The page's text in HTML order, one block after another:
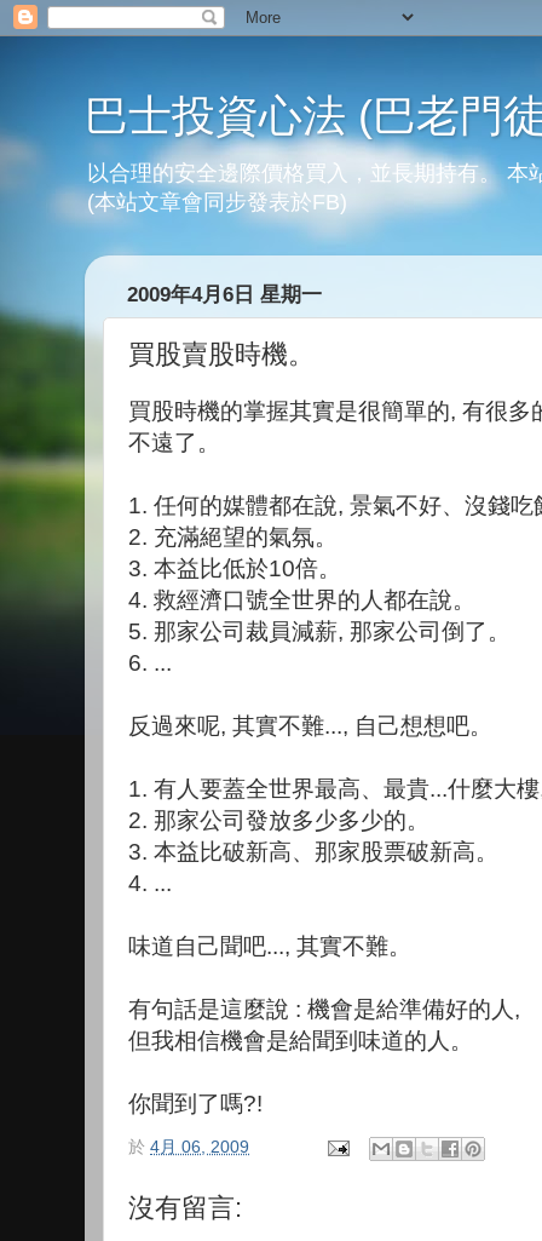
巴士投資心法 (巴老門
以合理的安全邊際價格買入，並長期持有。
(本站文章會同步發表於FB)
2009年4月6日 星期一
買股賣股時機。
買股時機的掌握其實是很簡單的, 有很
不遠了。
1. 任何的媒體都在說, 景氣不好、沒錢吃
2. 充滿絕望的氣氛。
3. 本益比低於10倍。
4. 救經濟口號全世界的人都在說。
5. 那家公司裁員減薪, 那家公司倒了。
6. ...
反過來呢, 其實不難..., 自己想想吧。
1. 有人要蓋全世界最高、最貴...什麼大
2. 那家公司發放多少多少的。
3. 本益比破新高、那家股票破新高。
4. ...
味道自己聞吧..., 其實不難。
有句話是這麼說 : 機會是給準備好的人,
但我相信機會是給聞到味道的人。
你聞到了嗎?!
於 4月 06, 2009
沒有留言: